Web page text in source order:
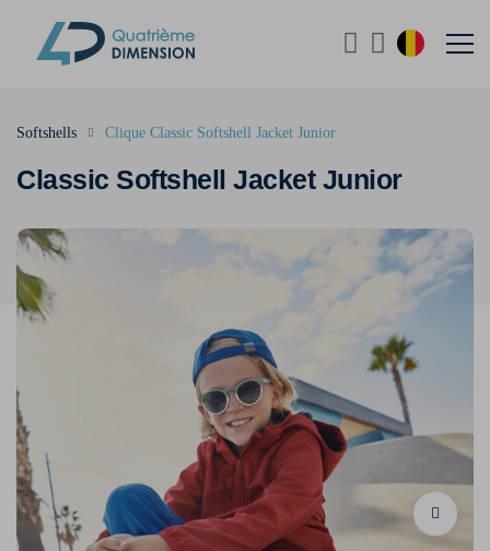
Classic Softshell Jacket Junior
Softshells Clique Classic Softshell Jacket Junior